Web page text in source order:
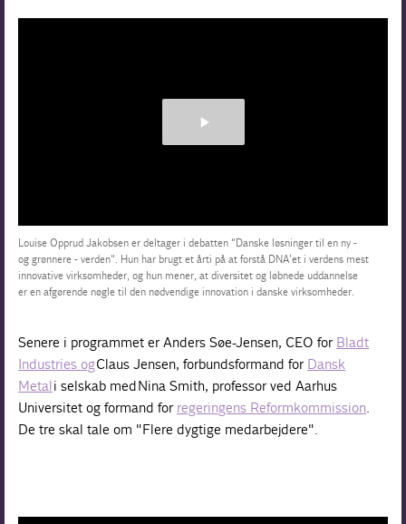
Louise Opprud Jakobsen er deltager i debatten "Danske løsninger til en ny -
og grønnere - verden". Hun har brugt et årti på at forstå DNA’et i verdens mest
innovative virksomheder, og hun mener, at diversitet og løbnede uddannelse
er en afgørende nøgle til den nødvendige innovation i danske virksomheder.
Senere i programmet er Anders Søe-Jensen, CEO for Bladt
Industries ogClaus Jensen, forbundsformand for Dansk
Metali selskab med Nina Smith, professor ved Aarhus
Universitet og formand for regeringens Reformkommission.
De tre skal tale om "Flere dygtige medarbejdere".